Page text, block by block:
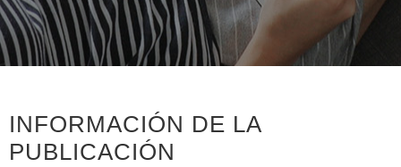
INFORMACIÓN DE LA
PUBLICACIÓN